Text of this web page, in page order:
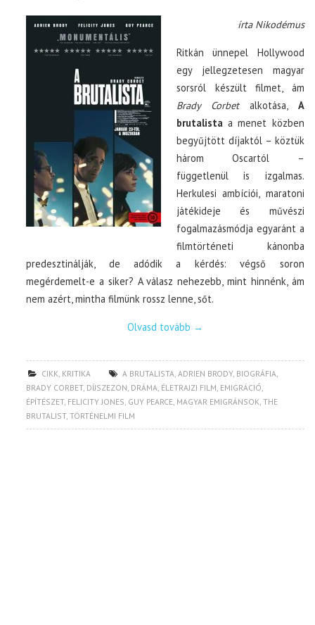
írta Nikodémus
Ritkán ünnepel Hollywood
egy jellegzetesen magyar
sorsról készült filmet, ám
Brady Corbetalkotása, A
brutalista a menet közben
begyűjtött díjaktól – köztük
három Oscartól –
függetlenül is izgalmas.
Herkulesi ambíciói, maratoni
játékideje és művészi
fogalmazásmódja egyaránt a
filmtörténeti kánonba
predesztinálják, de adódik a kérdés: végső soron
megérdemelt-e a siker? A válasz nehezebb, mint hinnénk, ám
nem azért, mintha filmünk rossz lenne, sőt.
Olvasd tovább →
CIKK, KRITIKA A BRUTALISTA,ADRIEN BRODY, BIOGRÁFIA,
BRADY CORBET, DÍJSZEZON, DRÁMA, ÉLETRAJZI FILM, EMIGRÁCIÓ,
ÉPÍTÉSZET, FELICITY JONES, GUY PEARCE, MAGYAR EMIGRÁNSOK,THE
BRUTALIST,TÖRTÉNELMI FILM